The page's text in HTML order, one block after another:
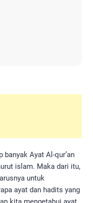
banyak Ayat Al-qur’an
islam. Maka dari itu,
untuk
ayat dan hadits yang